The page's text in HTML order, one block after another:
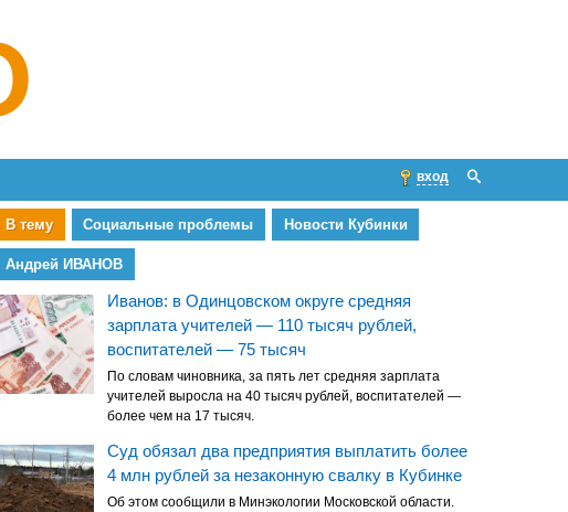
вход
В тему Социальные проблемы Новости Кубинки
Андрей ИВАНОВ
Иванов: в Одинцовском округе средняя
зарплата учителей — 110 тысяч рублей,
воспитателей — 75 тысяч
По словам чиновника, за пять лет средняя зарплата
учителей выросла на 40 тысяч рублей, воспитателей —
более чем на 17 тысяч.
Суд обязал два предприятия выплатить более
4 млн рублей за незаконную свалку в Кубинке
Об этом сообщили в Минэкологии Московской области.